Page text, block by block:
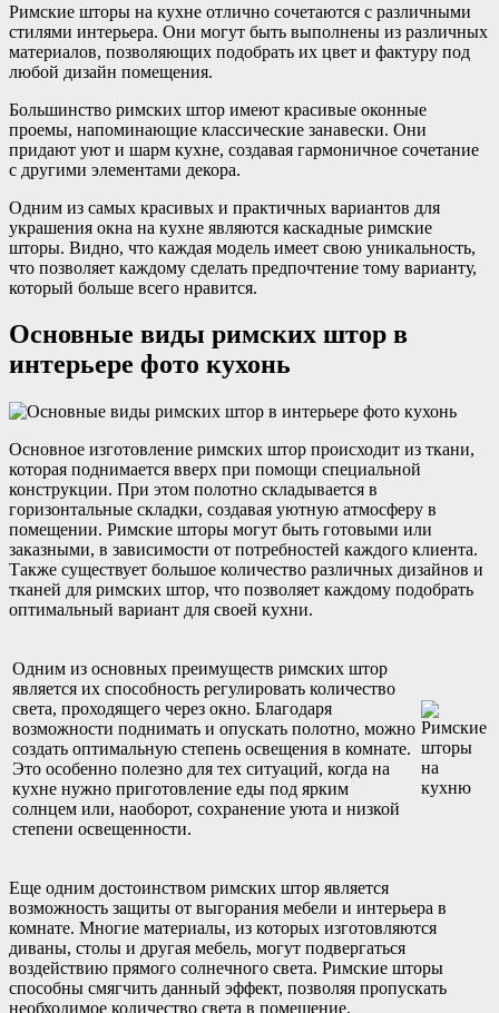
Римские шторы на кухне отлично сочетаются с различными
стилями интерьера. Они могут быть выполнены из различных
материалов, позволяющих подобрать их цвет и фактуру под
любой дизайн помещения.
Большинство римских штор имеют красивые оконные
проемы, напоминающие классические занавески. Они
придают уют и шарм кухне, создавая гармоничное сочетание
с другими элементами декора.
Одним из самых красивых и практичных вариантов для
украшения окна на кухне являются каскадные римские
шторы. Видно, что каждая модель имеет свою уникальность,
что позволяет каждому сделать предпочтение тому варианту,
который больше всего нравится.
Основные виды римских штор в
интерьере фото кухонь
Основное изготовление римских штор происходит из ткани,
которая поднимается вверх при помощи специальной
конструкции. При этом полотно складывается в
горизонтальные складки, создавая уютную атмосферу в
помещении. Римские шторы могут быть готовыми или
заказными, в зависимости от потребностей каждого клиента.
Также существует большое количество различных дизайнов и
тканей для римских штор, что позволяет каждому подобрать
оптимальный вариант для своей кухни.
Одним из основных преимуществ римских штор
является их способность регулировать количество
света, проходящего через окно. Благодаря
возможности поднимать и опускать полотно, можно
создать оптимальную степень освещения в комнате.
Это особенно полезно для тех ситуаций, когда на
кухне нужно приготовление еды под ярким
солнцем или, наоборот, сохранение уюта и низкой
степени освещенности.
Еще одним достоинством римских штор является
возможность защиты от выгорания мебели и интерьера в
комнате. Многие материалы, из которых изготовляются
диваны, столы и другая мебель, могут подвергаться
воздействию прямого солнечного света. Римские шторы
способны смягчить данный эффект, позволяя пропускать
необходимое количество света в помещение.